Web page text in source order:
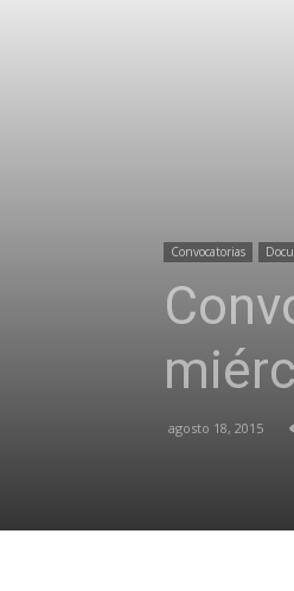
Convocatorias
agosto 18, 2015